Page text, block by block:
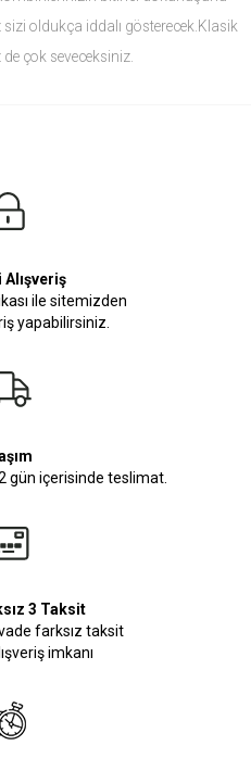
oldukça iddalı gösterecek.Klasik
çok seveceksiniz.
33 Beden ( Medium )
Alışveriş
ile sitemizden
yapabilirsiniz.
gün içerisinde teslimat.
3 Taksit
farksız taksit
imkanı